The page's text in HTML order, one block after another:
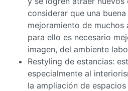
considerar que una
mejoramiento de muchos
para ello es necesario
imagen, del ambiente
Restyling de estancias:
especialmente al
la ampliación de